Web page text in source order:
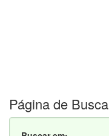
Página de Busca